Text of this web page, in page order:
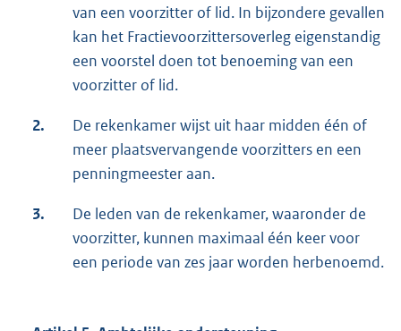
van een voorzitter of lid. In bijzondere gevallen
kan het Fractievoorzittersoverleg eigenstandig
een voorstel doen tot benoeming van een
voorzitter of lid.
2.
De rekenkamer wijst uit haar midden één of
meer plaatsvervangende voorzitters en een
penningmeester aan.
3.
De leden van de rekenkamer, waaronder de
voorzitter, kunnen maximaal één keer voor
een periode van zes jaar worden herbenoemd.